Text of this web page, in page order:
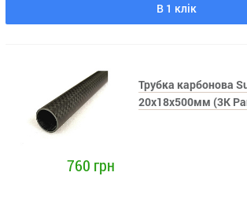
В 1 клік
Трубка карбонова
20x18x500мм (3K
760 грн